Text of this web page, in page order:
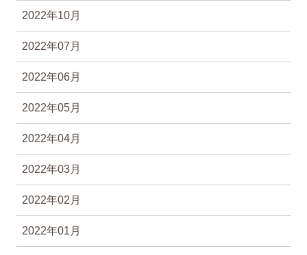
2022年10月
2022年07月
2022年06月
2022年05月
2022年04月
2022年03月
2022年02月
2022年01月